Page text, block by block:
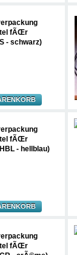
fÃŒr
- schwarz)
fÃŒr
- hellblau)
fÃŒr